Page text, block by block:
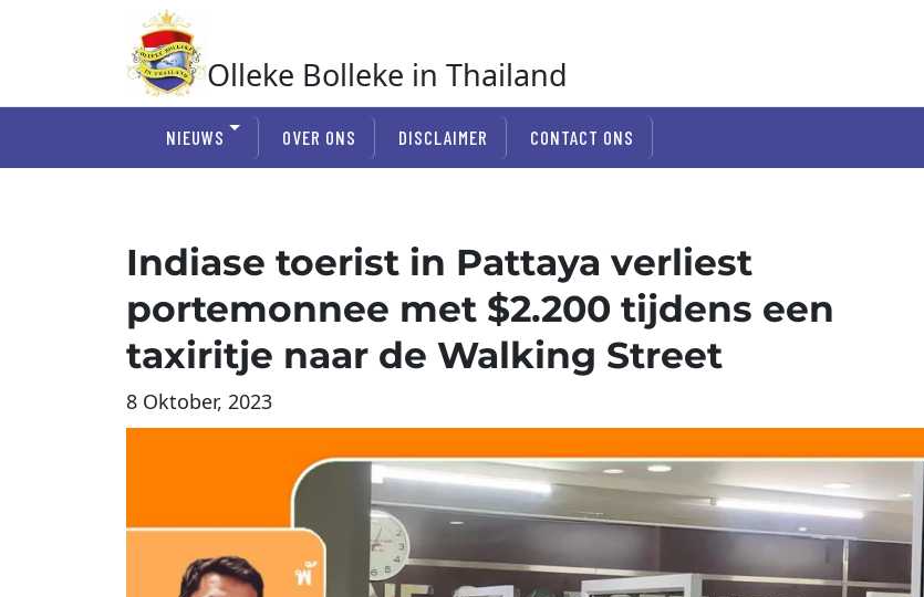
Olleke Bolleke in Thailand
NIEUWS OVER ONS DISCLAIMER CONTACT ONS
Indiase toerist in Pattaya verliest
portemonnee met $2.200 tijdens een
taxiritje naar de Walking Street
8 Oktober, 2023